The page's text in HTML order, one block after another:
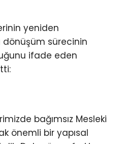
yeniden
dönüşüm sürecinin
ifade eden
bağımsız Mesleki
önemli bir yapısal